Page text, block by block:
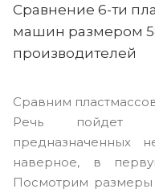
Сравнение 6-ти
машин размером
производителей
Сравним
Речь пойдет
предназначенных
наверное, в
Посмотрим